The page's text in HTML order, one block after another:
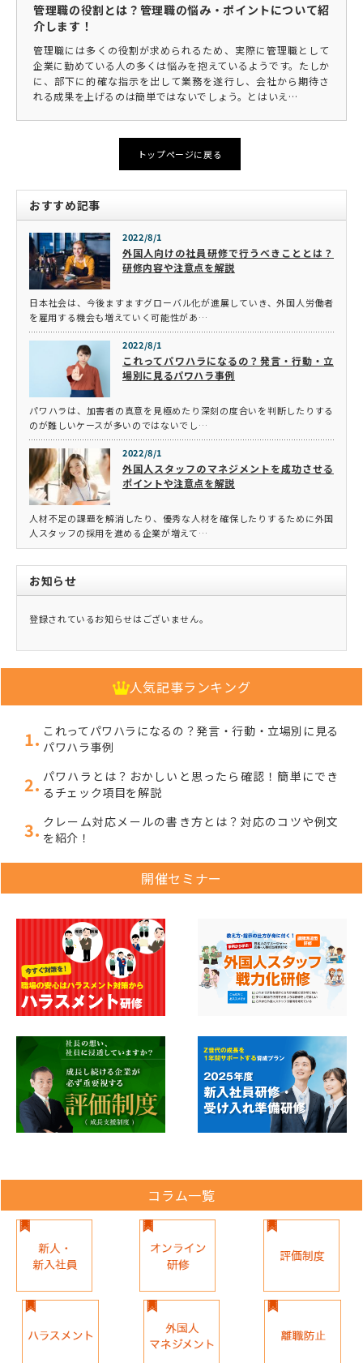
管理職の役割とは？管理職の悩み・ポイントについて紹
介します！
管理職には多くの役割が求められるため、実際に管理職として
企業に勤めている人の多くは悩みを抱えているようです。たしか
に、部下に的確な指示を出して業務を遂行し、会社から期待さ
れる成果を上げるのは簡単ではないでしょう。とはいえ…
トップページに戻る
おすすめ記事
2022/8/1
外国人向けの社員研修で行うべきこととは？
研修内容や注意点を解説
日本社会は、今後ますますグローバル化が進展していき、外国人労働者
を雇用する機会も増えていく可能性があ…
2022/8/1
これってパワハラになるの？発言・行動・立
場別に見るパワハラ事例
パワハラは、加害者の真意を見極めたり深刻の度合いを判断したりする
のが難しいケースが多いのではないでし…
2022/8/1
外国人スタッフのマネジメントを成功させる
ポイントや注意点を解説
人材不足の課題を解消したり、優秀な人材を確保したりするために外国
人スタッフの採用を進める企業が増えて…
お知らせ
登録されているお知らせはございません。
人気記事ランキング
これってパワハラになるの？発言・行動・立場別に見る
パワハラ事例
パワハラとは？おかしいと思ったら確認！簡単にでき
るチェック項目を解説
クレーム対応メールの書き方とは？対応のコツや例文
を紹介！
開催セミナー
コラム一覧